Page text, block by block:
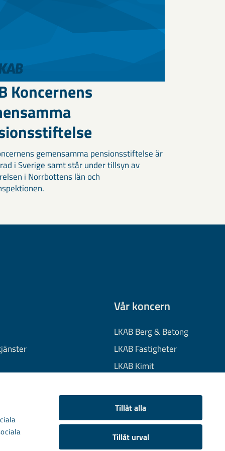
Tillåt alla
Tillåt urval
Koncernens
gemensamma pensionsstiftelse är
i Sverige samt står under tillsyn av
i Norrbottens län och
Vår koncern
LKAB Berg & Betong
LKAB Fastigheter
LKAB Kimit
LKAB Wassara
Samhällsutveckling